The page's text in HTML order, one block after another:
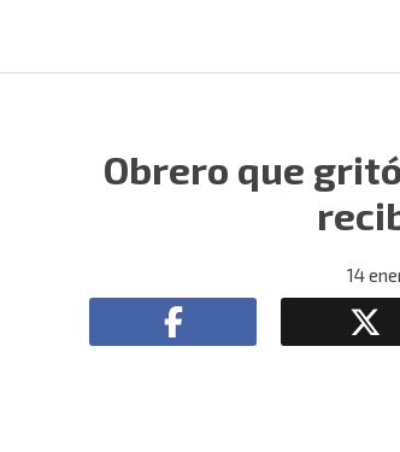
Obrero que
14